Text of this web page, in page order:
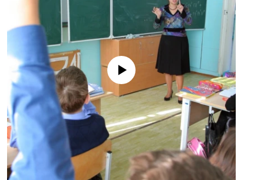
No media source currently available